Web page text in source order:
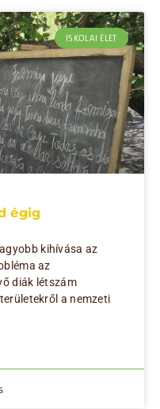
ISKOLAI ÉLET
égig
kihívása az
az
diák létszám
a nemzeti